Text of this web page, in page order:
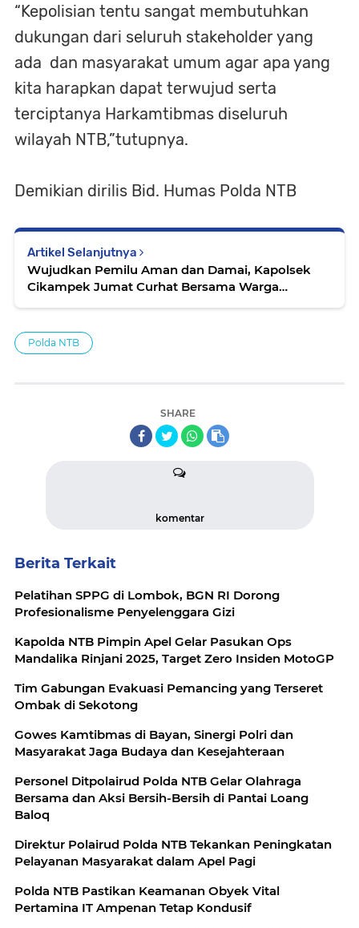
“Kepolisian tentu sangat membutuhkan
dukungan dari seluruh stakeholder yang
ada dan masyarakat umum agar apa yang
kita harapkan dapat terwujud serta
terciptanya Harkamtibmas diseluruh
wilayah NTB,”tutupnya.
Demikian dirilis Bid. Humas Polda NTB
Artikel Selanjutnya
Wujudkan Pemilu Aman dan Damai, Kapolsek
Cikampek Jumat Curhat Bersama Warga
Polda NTB
SHARE
komentar
Berita Terkait
Pelatihan SPPG di Lombok, BGN RI Dorong
Profesionalisme Penyelenggara Gizi
Kapolda NTB Pimpin Apel Gelar Pasukan Ops
Mandalika Rinjani 2025, Target Zero Insiden MotoGP
Tim Gabungan Evakuasi Pemancing yang Terseret
Ombak di Sekotong
Gowes Kamtibmas di Bayan, Sinergi Polri dan
Masyarakat Jaga Budaya dan Kesejahteraan
Personel Ditpolairud Polda NTB Gelar Olahraga
Bersama dan Aksi Bersih-Bersih di Pantai Loang
Baloq
Direktur Polairud Polda NTB Tekankan Peningkatan
Pelayanan Masyarakat dalam Apel Pagi
Polda NTB Pastikan Keamanan Obyek Vital
Pertamina IT Ampenan Tetap Kondusif